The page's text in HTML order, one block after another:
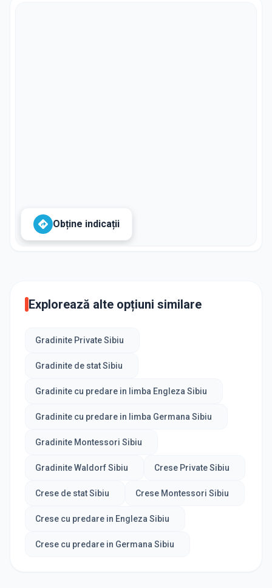
Obține indicații
Explorează alte opțiuni similare
Gradinite Private Sibiu
Gradinite de stat Sibiu
Gradinite cu predare in limba Engleza Sibiu
Gradinite cu predare in limba Germana Sibiu
Gradinite Montessori Sibiu
Gradinite Waldorf Sibiu Crese Private Sibiu
Crese de stat Sibiu Crese Montessori Sibiu
Crese cu predare in Engleza Sibiu
Crese cu predare in Germana Sibiu